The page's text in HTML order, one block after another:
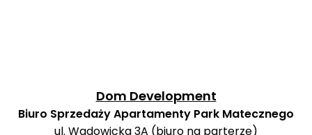
Dom Development
Biuro Sprzedaży Apartamenty Park Matecznego
ul. Wadowicka 3A (biuro na parterze)